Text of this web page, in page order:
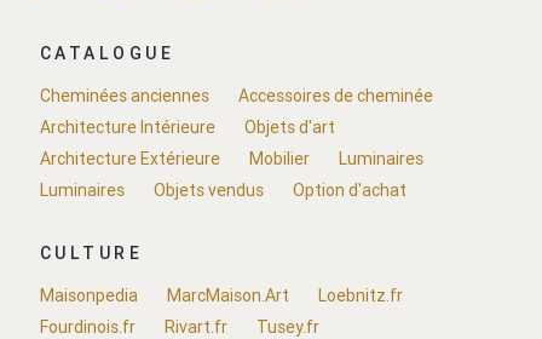
CATALOGUE
Cheminées anciennes
Accessoires de cheminée
Architecture Intérieure
Objets d'art
Architecture Extérieure
Mobilier
Luminaires
Luminaires
Objets vendus Option d'achat
CULTURE
Maisonpedia
MarcMaison.Art
Loebnitz.fr
Fourdinois.fr
Rivart.fr
Tusey.fr